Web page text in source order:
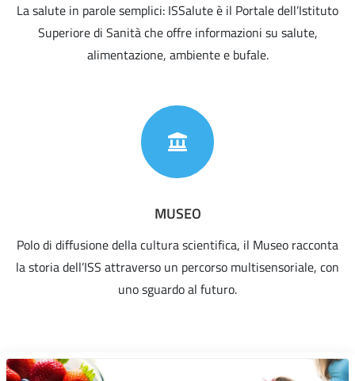
La salute in parole semplici: ISSalute è il Portale dell’Istituto
Superiore di Sanità che offre informazioni su salute,
alimentazione, ambiente e bufale.
MUSEO
Polo di diffusione della cultura scientifica, il Museo racconta
la storia dell’ISS attraverso un percorso multisensoriale, con
uno sguardo al futuro.